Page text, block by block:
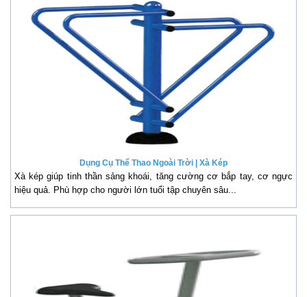
Dụng Cụ Thể Thao Ngoài Trời | Xà Kép
Xà kép giúp tinh thần sảng khoái, tăng cường cơ bắp tay, cơ ngực
hiệu quả. Phù hợp cho người lớn tuổi tập chuyên sâu...